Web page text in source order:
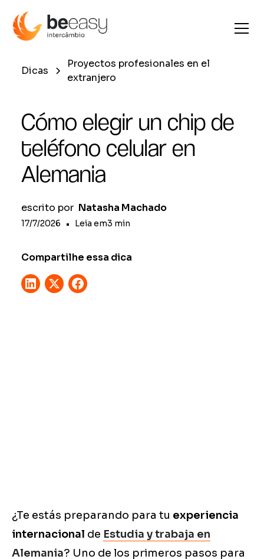
Dicas
Proyectos profesionales en el
extranjero
Cómo elegir un chip de
teléfono celular en
Alemania
escrito por Natasha Machado
17/7/2026 • Leia em3 min
Compartilhe essa dica
¿Te estás preparando para tu experiencia
internacional de Estudia y trabaja en
Alemania? Uno de los primeros pasos para